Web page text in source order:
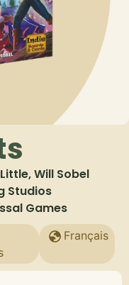
Will Sobel
Studios
Games
Français